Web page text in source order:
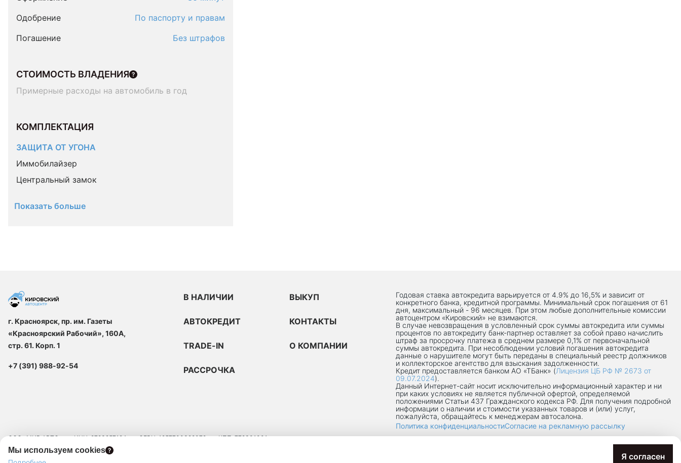
Одобрение
По паспорту и правам
Погашение
Без штрафов
СТОИМОСТЬ ВЛАДЕНИЯ
Примерные расходы на автомобиль в год
КОМПЛЕКТАЦИЯ
ЗАЩИТА ОТ УГОНА
Иммобилайзер
Центральный замок
Показать больше
Мы используем cookies
Я согласен
г. Красноярск, пр. им. Газеты
«Красноярский Рабочий», 160А,
стр. 61. Корп. 1
+7 (391) 988-92-54
В НАЛИЧИИ
АВТОКРЕДИТ
TRADE-IN
РАССРОЧКА
ВЫКУП
КОНТАКТЫ
О КОМПАНИИ
Годовая ставка автокредита варьируется от 4.9% до 16,5% и зависит от
конкретного банка, кредитной программы. Минимальный срок погашения от 61
дня, максимальный - 96 месяцев. При этом любые дополнительные комиссии
автоцентром «Кировский» не взимаются.
В случае невозвращения в условленный срок суммы автокредита или суммы
процентов по автокредиту банк-партнер оставляет за собой право начислить
штраф за просрочку платежа в среднем размере 0,1% от первоначальной
суммы автокредита. При несоблюдении условий погашения автокредита
данные о нарушителе могут быть переданы в специальный реестр должников
и коллекторское агентство для взыскания задолженности.
Кредит предоставляется банком АО «ТБанк» (Лицензия ЦБ РФ № 2673 от
09.07.2024).
Данный Интернет-сaйт носит исключительно информационный характер и ни
при каких условиях не является публичной офертой, определяемой
положениями Статьи 437 Гражданского кодекса РФ. Для получения подробной
информации о наличии и стоимости указанных товаров и (или) услуг,
пожалуйста, обращайтесь к менеджерам автосалона.
Политика конфиденциальностиСогласие на рекламную рассылку
ООО «МИР АВТО» ИНН: 9723257124 ОГРН: 1257700329072
КПП: 772301001
ЮРИДИЧЕСКИЙ АДРЕС: 109129, Г.МОСКВА, ВН.ТЕР.Г. МУНИЦИПАЛЬНЫЙ ОКРУГ ТЕКСТИЛЬЩИКИ, УЛ 8-Я ТЕКСТИЛЬЩИКОВ, Д. 13, К. 2, ПОМЕЩ. 17/8П